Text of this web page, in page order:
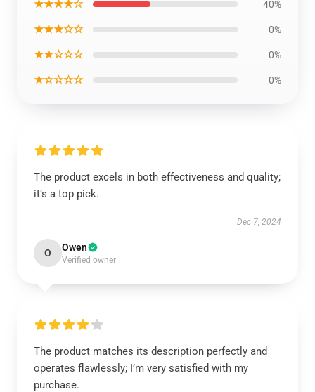
★★★★☆ 40%
★★★☆☆ 0%
★★☆☆☆ 0%
★☆☆☆☆ 0%
The product excels in both effectiveness and quality;
it’s a top pick.
Dec 7, 2024
O Owen
Verified owner
The product matches its description perfectly and
operates flawlessly; I’m very satisfied with my
purchase.